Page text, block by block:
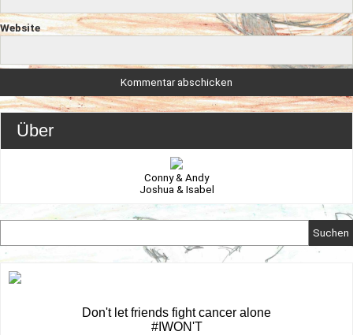
Website
Über
Conny & Andy
Joshua & Isabel
Suchen
Don't let friends fight cancer alone
#IWON'T